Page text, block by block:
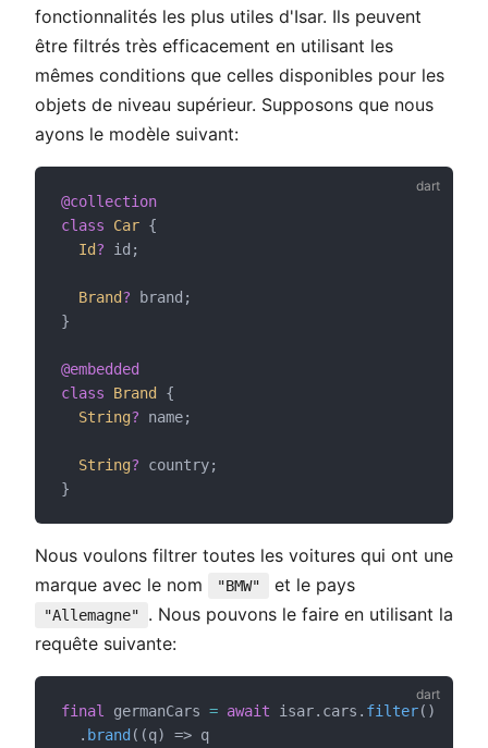
fonctionnalités les plus utiles d'Isar. Ils peuvent
être filtrés très efficacement en utilisant les
mêmes conditions que celles disponibles pour les
objets de niveau supérieur. Supposons que nous
ayons le modèle suivant:
@collection
class
Car {
Id? id;
Brand? brand;
}
@embedded
class
Brand
{
String? name;
String? country;
}
Nous voulons filtrer toutes les voitures qui ont une
marque avec le nom
"BMW" et le pays
"Allemagne"
. Nous pouvons le faire en utilisant la
requête suivante:
final germanCars = await isar.cars. filter()
  .
brand ((q) => q